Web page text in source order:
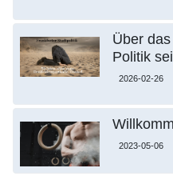
Über
Politik
2026-02-26
2023-05-06